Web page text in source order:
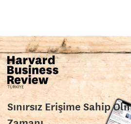
Sınırsız Erişime Sahip